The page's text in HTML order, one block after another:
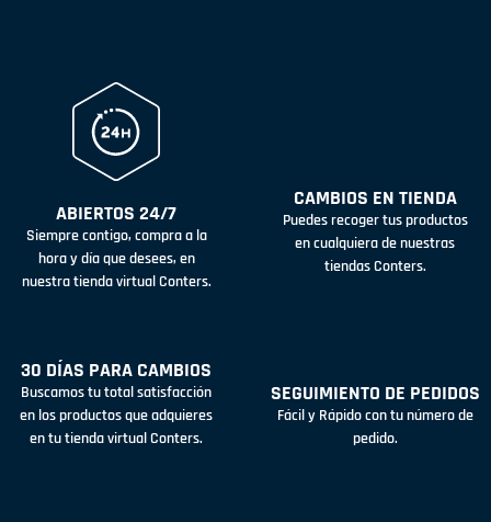
ABIERTOS 24/7
Siempre contigo, compra a la
hora y día que desees, en
nuestra tienda virtual Conters.
CAMBIOS EN TIENDA
Puedes recoger tus productos
en cualquiera de nuestras
tiendas Conters.
30 DÍAS PARA CAMBIOS
Buscamos tu total satisfacción
en los productos que adquieres
en tu tienda virtual Conters.
SEGUIMIENTO DE PEDIDOS
Fácil y Rápido con tu número de
pedido.